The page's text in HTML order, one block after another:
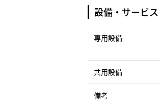
設備・サービス
専用設備
共用設備
備考